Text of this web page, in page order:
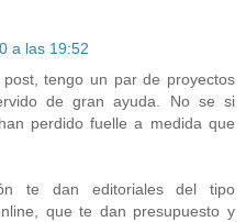
a las 19:52
tengo un par de proyectos
de gran ayuda. No se si
perdido fuelle a medida que
te dan editoriales del tipo
que te dan presupuesto y